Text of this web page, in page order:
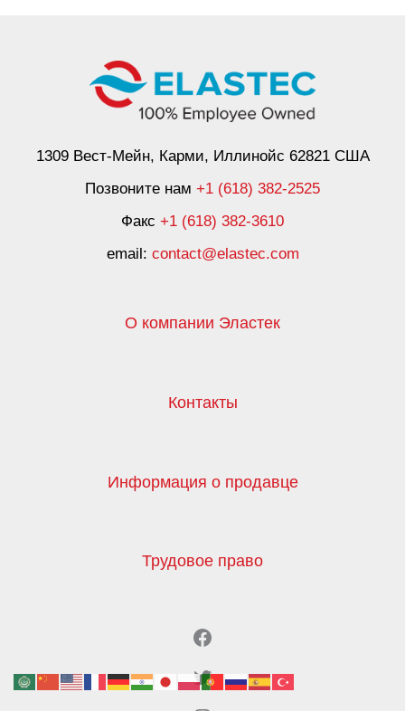
1309 Вест-Мейн, Карми, Иллинойс 62821 США
Позвоните нам +1 (618) 382-2525
Факс +1 (618) 382-3610
email: contact@elastec.com
О компании Эластек
Контакты
Информация о продавце
Трудовое право
Facebook
Twitter